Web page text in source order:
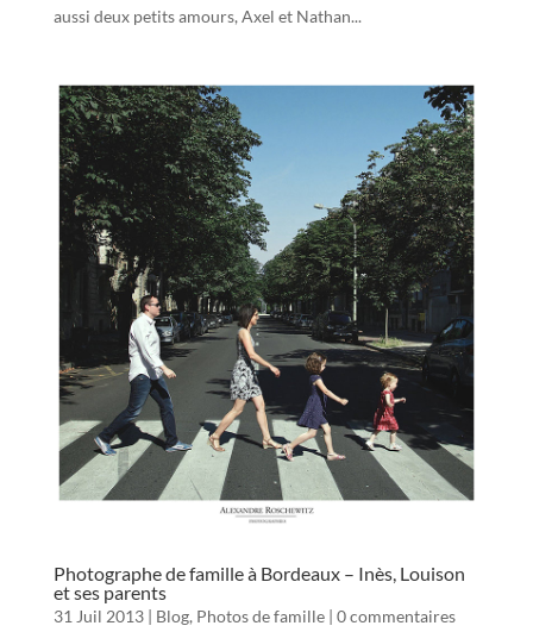
aussi deux petits amours, Axel et Nathan...
Photographe de famille à Bordeaux – Inès, Louison
et ses parents
31 Juil 2013| Blog, Photos de famille| 0 commentaires